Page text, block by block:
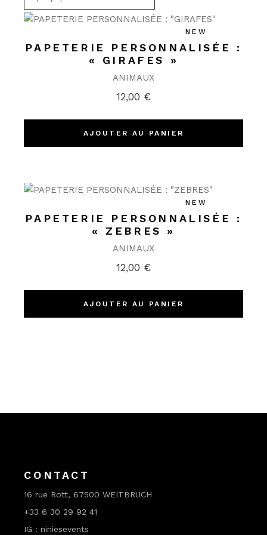
NEW
PAPETERIE PERSONNALISÉE :
« GIRAFES »
ANIMAUX
12,00 €
AJOUTER AU PANIER
NEW
PAPETERIE PERSONNALISÉE :
« ZEBRES »
ANIMAUX
12,00 €
AJOUTER AU PANIER
CONTACT
16 rue Rott, 67500 WEITBRUCH
+33 6 30 29 92 41
IG : niniesevents